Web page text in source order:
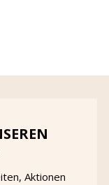
Aktionen